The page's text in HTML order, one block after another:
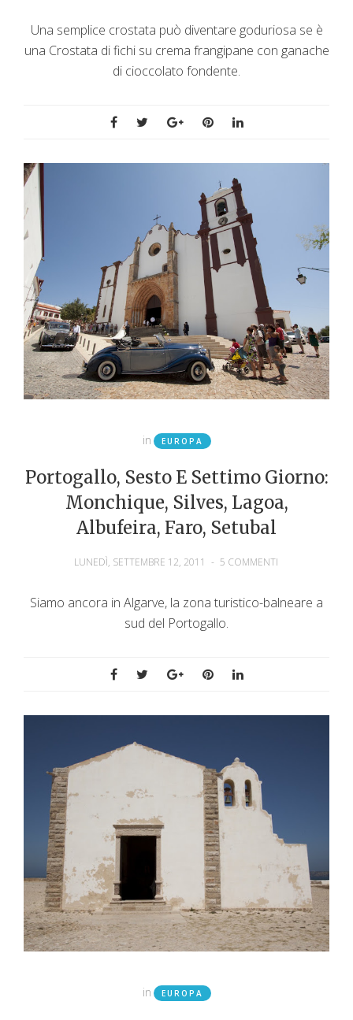
Una semplice crostata può diventare goduriosa se è
una Crostata di fichi su crema frangipane con ganache
di cioccolato fondente.
in EUROPA
Portogallo, Sesto E Settimo Giorno:
Monchique, Silves, Lagoa,
Albufeira, Faro, Setubal
LUNEDÌ, SETTEMBRE 12, 2011 - 5 COMMENTI
Siamo ancora in Algarve, la zona turistico-balneare a
sud del Portogallo.
in EUROPA